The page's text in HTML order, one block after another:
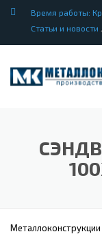
Время работы:
Статьи и новости
Металлоконструкции